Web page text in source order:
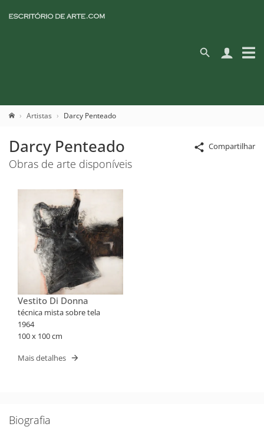
Artistas Darcy Penteado
Compartilhar
Darcy Penteado
Obras de arte disponíveis
Vestito Di Donna
técnica mista sobre tela
1964
100 x 100 cm
Mais detalhes
Biografia